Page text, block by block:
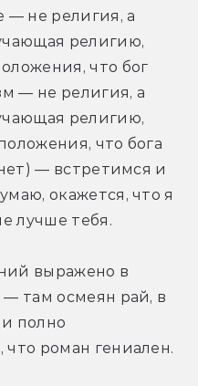
— не религия, а
религию,
что бог
— не религия, а
религию,
что бога
— встретимся и
окажется, что я
лучше тебя.
выражено в
— там осмеян рай, в
полно
роман гениален.